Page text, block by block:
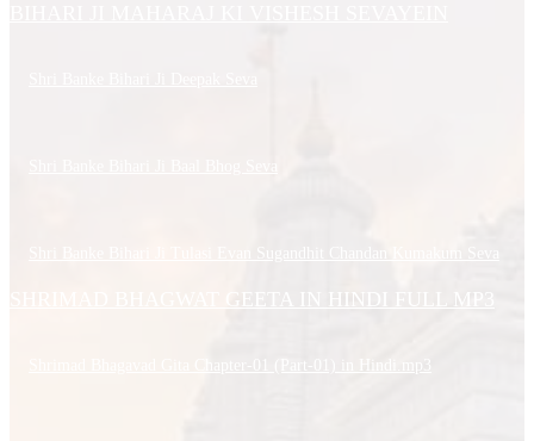
SHRIMAD BHAGWAT GEETA IN HINDI FULL MP3